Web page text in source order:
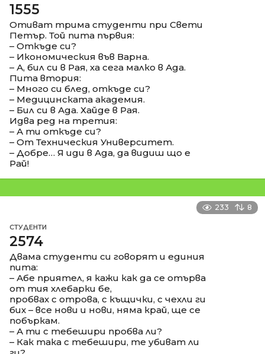
1555
Отиват трима студенти при Свети
Петър. Той пита първия:
– Откъде си?
– Икономическия във Варна.
– А, бил си в Рая, ха сега малко в Ада.
Пита втория:
– Много си блед, откъде си?
– Медицинската академия.
– Бил си в Ада. Хайде в Рая.
Идва ред на третия:
– А ти откъде си?
– От Техническия Университет.
– Добре… Я иди в Ада, да видиш що е
Рай!
233 8
СТУДЕНТИ
2574
Двама студенти си говорят и единия
пита:
– Абе приятел, я кажи как да се отърва
от тия хлебарки бе,
пробвах с отрова, с къщички, с чехли ги
бих – все нови и нови, няма край, ще се
побъркам.
– А ти с тебешири пробва ли?
– Как така с тебешири, те убиват ли